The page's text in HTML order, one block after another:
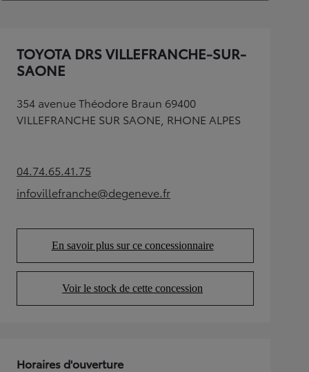
TOYOTA DRS VILLEFRANCHE-SUR-
SAONE
354 avenue Théodore Braun 69400
VILLEFRANCHE SUR SAONE, RHONE ALPES
04.74.65.41.75(Opens in new tab)
infovillefranche@degeneve.fr
(Opens in new tab)
En savoir plus sur ce concessionnaire
(Opens in new tab)
Voir le stock de cette concession
(Opens in new tab)
Horaires d'ouverture